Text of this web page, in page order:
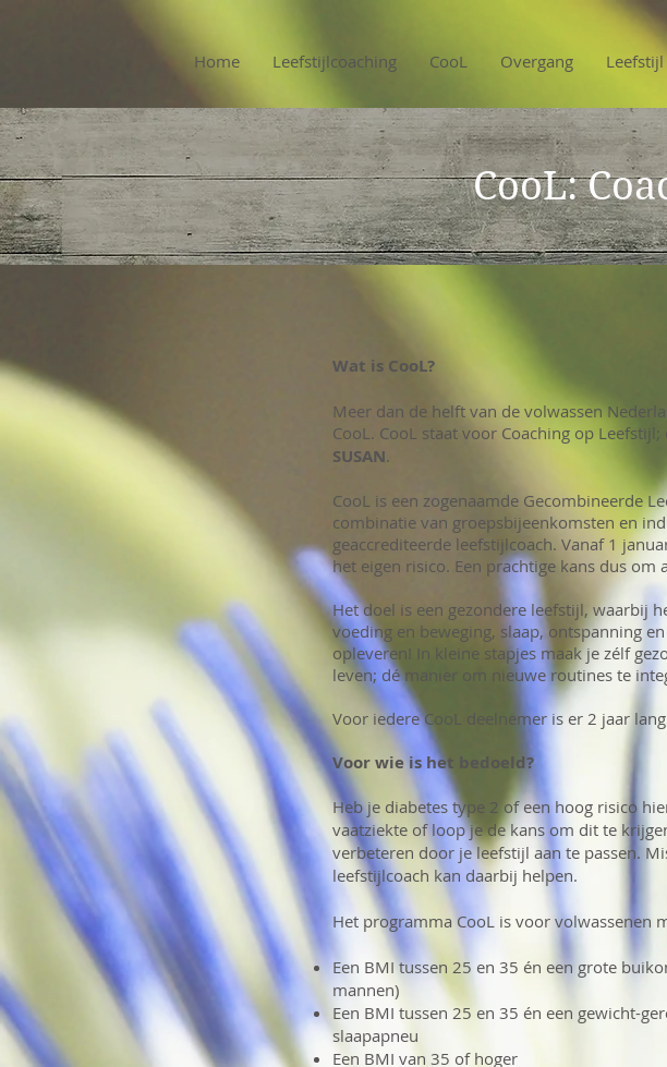
Home Leefstijlcoaching CooL Overgang Leefstijl
CooL:
Wat is CooL?
Meer dan de helft van de volwassen
CooL. CooL staat voor Coaching op
SUSAN.
CooL is een zogenaamde Gecombineerde
combinatie van groepsbijeenkomsten en
geaccrediteerde leefstijlcoach. Vanaf 1
het eigen risico. Een prachtige kans dus om
Het doel is een gezondere leefstijl, waarbij
voeding en beweging, slaap, ontspanning
opleveren! In kleine stapjes maak je zélf
leven; dé manier om nieuwe routines te
Voor iedere CooL deelnemer is er 2 jaar
Voor wie is het bedoeld?
Heb je diabetes type 2 of een hoog risico
vaatziekte of loop je de kans om dit te
verbeteren door je leefstijl aan te passen.
leefstijlcoach kan daarbij helpen.
Het programma CooL is voor volwassenen
Een BMI tussen 25 en 35 én een grote
mannen)
Een BMI tussen 25 en 35 én een gewicht-
slaapapneu
Een BMI van 35 of hoger